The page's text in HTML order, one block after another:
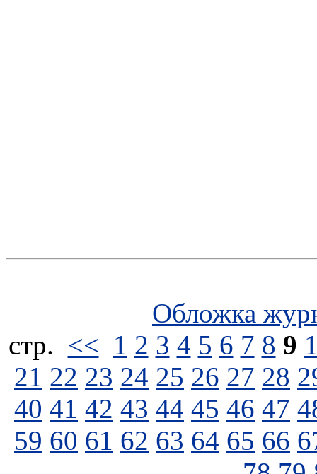
Обложка
стp. << 1 2 3 4 5 6 7 8 9
21 22 23 24 25 26 27 28
40 41 42 43 44 45 46 47
59 60 61 62 63 64 65 66